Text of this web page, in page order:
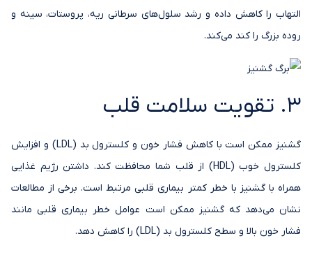
التهاب را کاهش داده و رشد سلول‌های سرطانی ریه، پروستات، سینه و
روده بزرگ را کند می‌کند.
3. تقویت سلامت قلب
گشنیز ممکن است با کاهش فشار خون و کلسترول بد (LDL) و افزایش
کلسترول خوب (HDL) از قلب شما محافظت کند. داشتن رژیم غذایی
همراه با گشنیز با خطر کمتر بیماری قلبی مرتبط است. برخی از مطالعات
نشان می‌دهد که گشنیز ممکن است عوامل خطر بیماری قلبی مانند
فشار خون بالا و سطح کلسترول بد (LDL) را کاهش دهد.